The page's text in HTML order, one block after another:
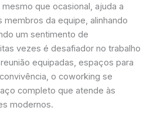
que ocasional, ajuda a
da equipe, alinhando
um sentimento de
vezes é desafiador no trabalho
equipadas, espaços para
o coworking se
completo que atende às
modernos.